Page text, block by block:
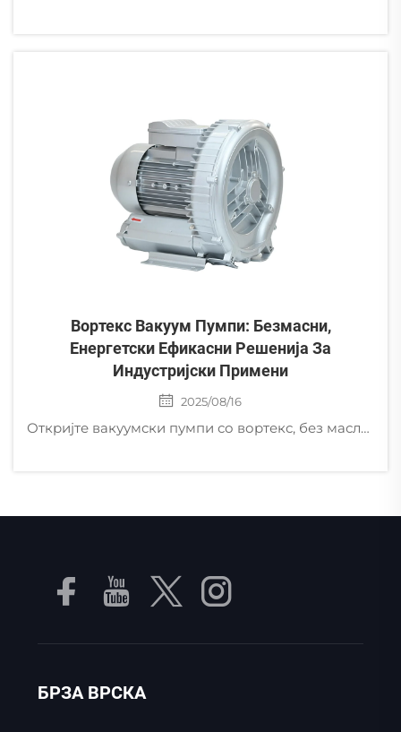
Вортекс Вакуум Пумпи: Безмасни,
Енергетски Ефикасни Решенија За
Индустријски Примени
2025/08/16
Откријте вакуумски пумпи со вортекс, без масло, со 30-50% повеќе енергетска ефикасност, идеални за полупроводници, медицинска опрема и пакување храна. Без контаминација, со низок ниво на бучава, светска поддршка. Барајте понуда веднаш.
БРЗА ВРСКА